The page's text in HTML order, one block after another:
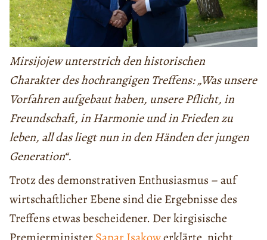
Mirsijojew unterstrich den historischen
Charakter des hochrangigen Treffens: „Was unsere
Vorfahren aufgebaut haben, unsere Pflicht, in
Freundschaft, in Harmonie und in Frieden zu
leben, all das liegt nun in den Händen der jungen
Generation“.
Trotz des demonstrativen Enthusiasmus – auf
wirtschaftlicher Ebene sind die Ergebnisse des
Treffens etwas bescheidener. Der kirgisische